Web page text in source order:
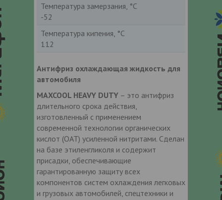
Температура замерзания, °С
-52
Температура кипения, °С
112
Антифриз охлаждающая жидкость для
автомобиля
MAXCOOL HEAVY DUTY – это антифриз
длительного срока действия,
изготовленный с применением
современной технологии органических
кислот (OAT) усиленной нитритами. Сделан
на базе этиленгликоля и содержит
присадки, обеспечивающие
гарантированную защиту всех
компонентов систем охлаждения легковых
и грузовых автомобилей, спецтехники и